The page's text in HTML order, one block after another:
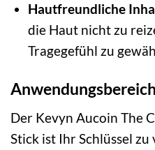
Hautfreundliche
die Haut nicht zu
Tragegefühl zu
Der Kevyn Aucoin The
Stick ist Ihr Schlüssel